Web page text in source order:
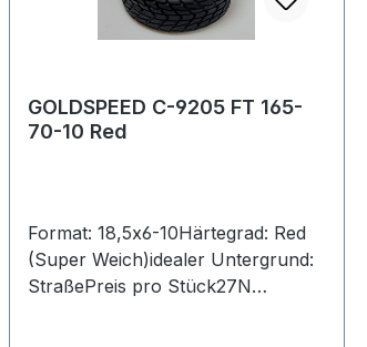
GOLDSPEED C-9205 FT 165-
70-10 Red
Format: 18,5x6-10Härtegrad: Red
(Super Weich)idealer Untergrund:
StraßePreis pro Stück27N